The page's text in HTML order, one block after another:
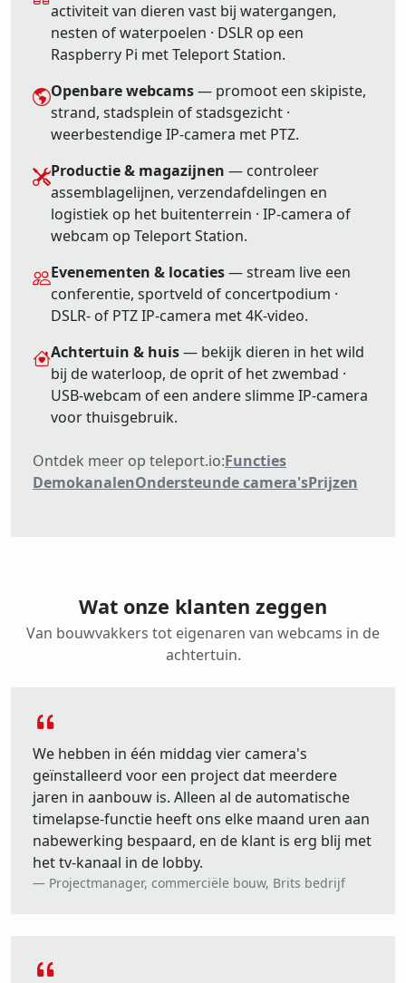
activiteit van dieren vast bij watergangen,
nesten of waterpoelen · DSLR op een
Raspberry Pi met Teleport Station.
Openbare webcams— promoot een skipiste,
strand, stadsplein of stadsgezicht ·
weerbestendige IP-camera met PTZ.
Productie & magazijnen — controleer
assemblagelijnen, verzendafdelingen en
logistiek op het buitenterrein · IP-camera of
webcam op Teleport Station.
Evenementen & locaties— stream live een
conferentie, sportveld of concertpodium ·
DSLR- of PTZ IP-camera met 4K-video.
Achtertuin & huis— bekijk dieren in het wild
bij de waterloop, de oprit of het zwembad ·
USB-webcam of een andere slimme IP-camera
voor thuisgebruik.
Ontdek meer op teleport.io:Functies
DemokanalenOndersteunde camera'sPrijzen
Wat onze klanten zeggen
Van bouwvakkers tot eigenaren van webcams in de
achtertuin.
We hebben in één middag vier camera's
geïnstalleerd voor een project dat meerdere
jaren in aanbouw is. Alleen al de automatische
timelapse-functie heeft ons elke maand uren aan
nabewerking bespaard, en de klant is erg blij met
het tv-kanaal in de lobby.
Projectmanager, commerciële bouw, Brits bedrijf